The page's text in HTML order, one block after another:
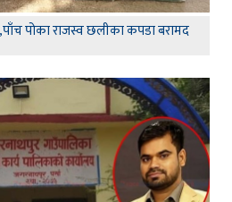
,पाँच पोका राजस्व छलीका कपडा बरामद